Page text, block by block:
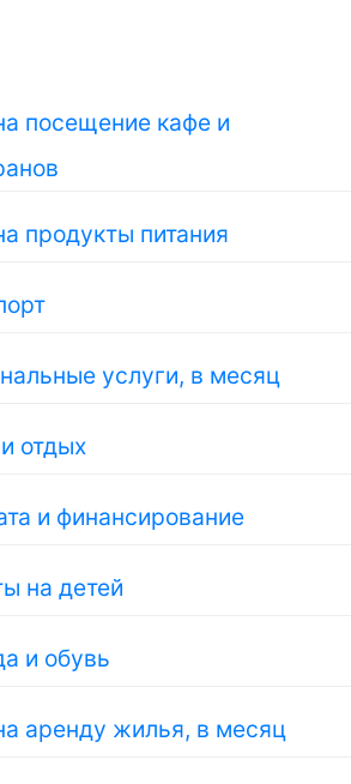
посещение кафе и
продукты питания
услуги, в месяц
отдых
и финансирование
на детей
и обувь
аренду жилья, в месяц